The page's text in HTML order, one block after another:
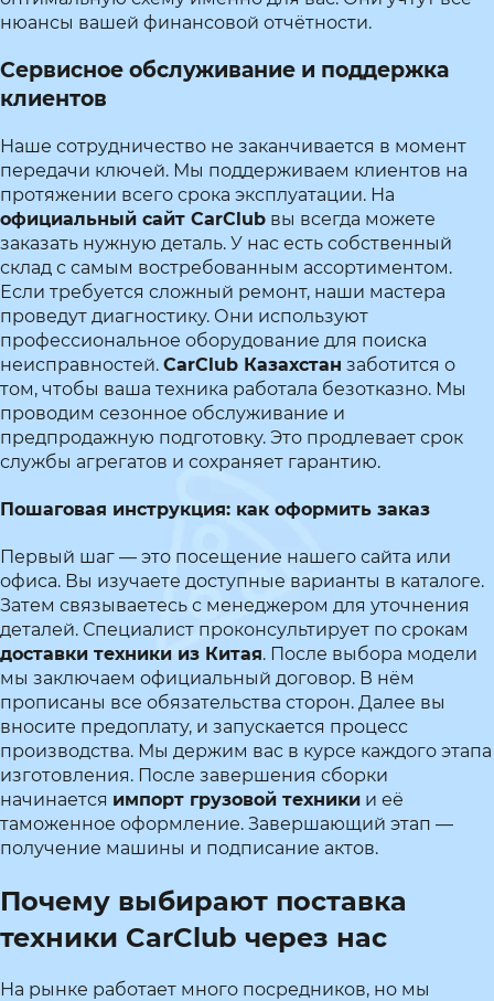
нюансы вашей финансовой отчётности.
Сервисное обслуживание и поддержка
клиентов
Наше сотрудничество не заканчивается в момент
передачи ключей. Мы поддерживаем клиентов на
протяжении всего срока эксплуатации. На
официальный сайт CarClub вы всегда можете
заказать нужную деталь. У нас есть собственный
склад с самым востребованным ассортиментом.
Если требуется сложный ремонт, наши мастера
проведут диагностику. Они используют
профессиональное оборудование для поиска
неисправностей. CarClub Казахстан заботится о
том, чтобы ваша техника работала безотказно. Мы
проводим сезонное обслуживание и
предпродажную подготовку. Это продлевает срок
службы агрегатов и сохраняет гарантию.
Пошаговая инструкция: как оформить заказ
Первый шаг — это посещение нашего сайта или
офиса. Вы изучаете доступные варианты в каталоге.
Затем связываетесь с менеджером для уточнения
деталей. Специалист проконсультирует по срокам
доставки техники из Китая. После выбора модели
мы заключаем официальный договор. В нём
прописаны все обязательства сторон. Далее вы
вносите предоплату, и запускается процесс
производства. Мы держим вас в курсе каждого этапа
изготовления. После завершения сборки
начинается импорт грузовой техники и её
таможенное оформление. Завершающий этап —
получение машины и подписание актов.
Почему выбирают поставка
техники CarClub через нас
На рынке работает много посредников, но мы